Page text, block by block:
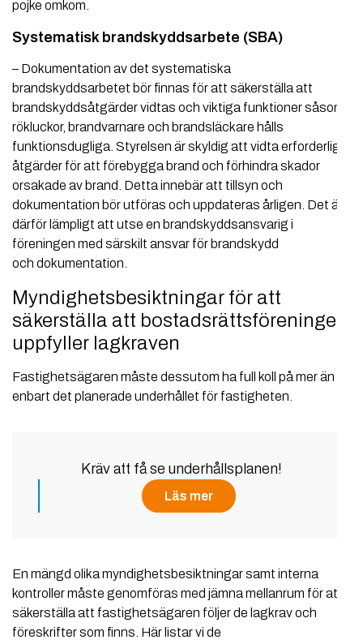
pojke omkom.
Systematisk brandskyddsarbete (SBA)
– Dokumentation av det systematiska
brandskyddsarbetet bör finnas för att säkerställa att
brandskyddsåtgärder vidtas och viktiga funktioner såsom
rökluckor, brandvarnare och brandsläckare hålls
funktionsdugliga. Styrelsen är skyldig att vidta erforderliga
åtgärder för att före­bygga brand och förhindra skador
orsakade av brand. Detta innebär att tillsyn och
dokumentation bör utföras och uppdateras årligen. Det är
därför lämpligt att utse en brandskyddsansvarig i
föreningen med särskilt ansvar för brandskydd
och dokumentation.
Myndighetsbesiktningar för att
säkerställa att bostadsrättsföreningen
uppfyller lagkraven
Fastighetsägaren måste dessutom ha full koll på mer än
enbart det planerade underhållet för fastigheten.
Kräv att få se underhållsplanen!
Läs mer
En mängd olika myndighetsbesiktningar samt interna
kontroller måste genomföras med jämna mellanrum för att
säkerställa att fastighetsägaren följer de lagkrav och
föreskrifter som finns. Här listar vi de